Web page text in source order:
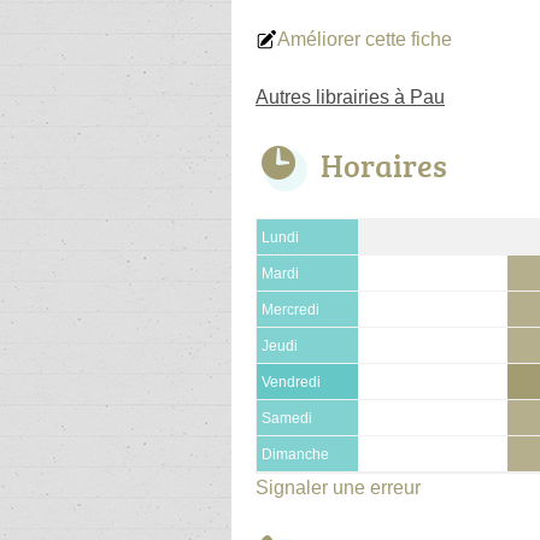
Améliorer cette fiche
Autres librairies à Pau
Horaires
Lundi
Mardi
Mercredi
Jeudi
Vendredi
Samedi
Dimanche
Signaler une erreur